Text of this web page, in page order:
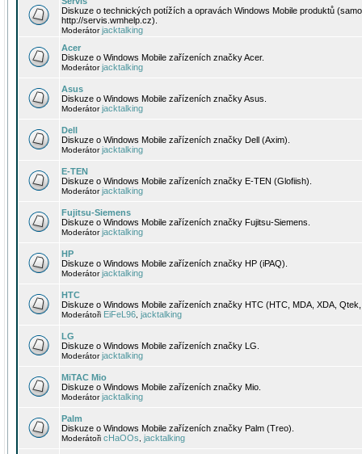
Diskuze o technických potížích a opravách Windows Mobile produktů
http://servis.wmhelp.cz).
Moderátorjacktalking
Acer
Diskuze o Windows Mobile zařízeních značky Acer.
Moderátorjacktalking
Asus
Diskuze o Windows Mobile zařízeních značky Asus.
Moderátorjacktalking
Dell
Diskuze o Windows Mobile zařízeních značky Dell (Axim).
Moderátorjacktalking
E-TEN
Diskuze o Windows Mobile zařízeních značky E-TEN (Glofiish).
Moderátorjacktalking
Fujitsu-Siemens
Diskuze o Windows Mobile zařízeních značky Fujitsu-Siemens.
Moderátorjacktalking
HP
Diskuze o Windows Mobile zařízeních značky HP (iPAQ).
Moderátorjacktalking
HTC
Diskuze o Windows Mobile zařízeních značky HTC (HTC, MDA, XDA,
Moderátoři EiFeL96 jacktalking
LG
Diskuze o Windows Mobile zařízeních značky LG.
Moderátorjacktalking
MiTAC Mio
Diskuze o Windows Mobile zařízeních značky Mio.
Moderátorjacktalking
Palm
Diskuze o Windows Mobile zařízeních značky Palm (Treo).
Moderátoři cHaOOs jacktalking